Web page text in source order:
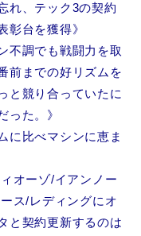
れ、テック3の契約
彰台を獲得》
不調でも戦闘力を取
前までの好リズムを
と競り合っていたに
った。》
に比べマシンに恵ま
オーゾ/イアンノー
ス/レディングにオ
と契約更新するのは